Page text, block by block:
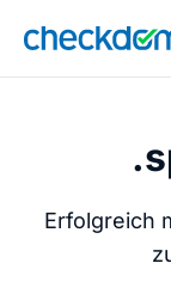
Erfolgreich